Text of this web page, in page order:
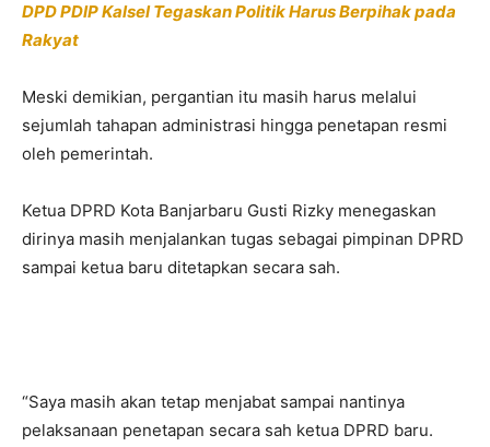
DPD PDIP Kalsel Tegaskan Politik Harus Berpihak pada
Rakyat
Meski demikian, pergantian itu masih harus melalui
sejumlah tahapan administrasi hingga penetapan resmi
oleh pemerintah.
Ketua DPRD Kota Banjarbaru Gusti Rizky menegaskan
dirinya masih menjalankan tugas sebagai pimpinan DPRD
sampai ketua baru ditetapkan secara sah.
“Saya masih akan tetap menjabat sampai nantinya
pelaksanaan penetapan secara sah ketua DPRD baru.